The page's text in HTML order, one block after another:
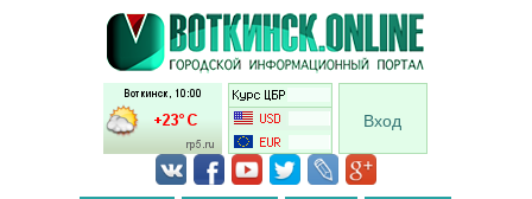
Перейти к основному содержанию
Вход